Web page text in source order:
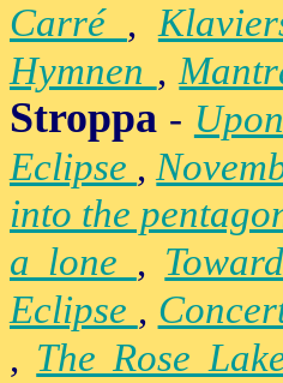
Carré ,
Hymnen ,
Stroppa -
Eclipse ,
into the
a lone ,
Eclipse ,
, The Rose